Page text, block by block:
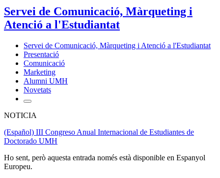
Servei de Comunicació, Màrqueting i
Atenció a l'Estudiantat
Servei de Comunicació, Màrqueting i Atenció a l'Estudiantat
Presentació
Comunicació
Marketing
Alumni UMH
Novetats
NOTICIA
(Español) III Congreso Anual Internacional de Estudiantes de
Doctorado UMH
Ho sent, però aquesta entrada només està disponible en Espanyol
Europeu.